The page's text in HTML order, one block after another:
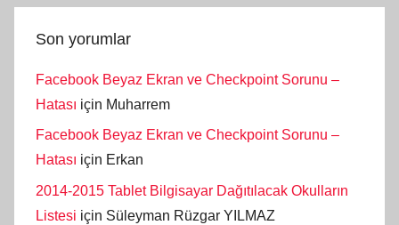
Son yorumlar
Facebook Beyaz Ekran ve Checkpoint Sorunu –
Hatası için Muharrem
Facebook Beyaz Ekran ve Checkpoint Sorunu –
Hatası için Erkan
2014-2015 Tablet Bilgisayar Dağıtılacak Okulların
Listesi için Süleyman Rüzgar YILMAZ